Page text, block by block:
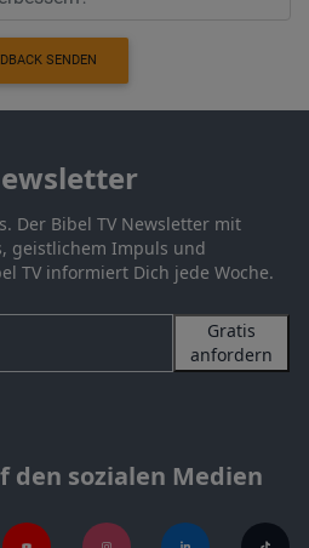
SENDEN
Der Bibel TV Newsletter mit
geistlichem Impuls und
TV informiert Dich jede Woche.
Gratis
anfordern
den sozialen Medien